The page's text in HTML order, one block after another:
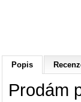
Popis
Prodám